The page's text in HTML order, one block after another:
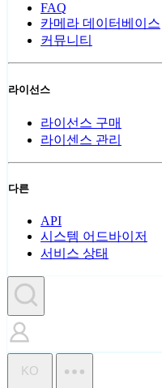
FAQ
카메라 데이터베이스
커뮤니티
라이선스
라이선스 구매
라이센스 관리
다른
API
시스템 어드바이저
서비스 상태
KO